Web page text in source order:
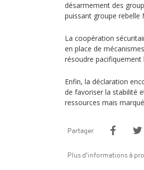
désarmement des
puissant groupe rebelle
La coopération
en place de
résoudre pacifiquement
Enfin, la déclaration
de favoriser la stabilité
ressources mais
Partager
Plus d'informations à